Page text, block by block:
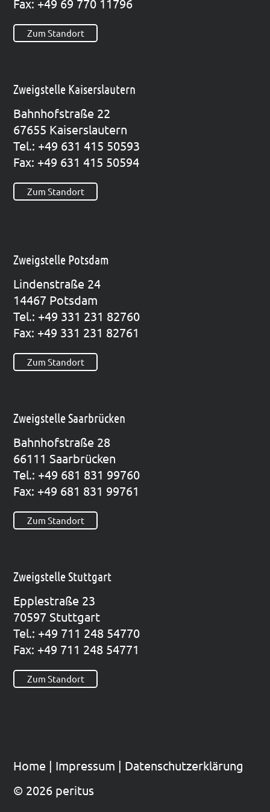
Fax: +49 69 770 11796
Zum Standort
Zweigstelle Kaiserslautern
Bahn­hof­stra­ße 22
67655 Kai­sers­lau­tern
Tel.: +49 631 415 50593
Fax: +49 631 415 50594
Zum Standort
Zweigstelle Potsdam
Lin­den­stra­ße 24
14467 Pots­dam
Tel.: +49 331 231 82760
Fax: +49 331 231 82761
Zum Standort
Zweigstelle Saarbrücken
Bahn­hof­stra­ße 28
66111 Saar­brü­cken
Tel.: +49 681 831 99760
Fax: +49 681 831 99761
Zum Standort
Zweigstelle Stuttgart
Epp­le­straße 23
70597 Stutt­gart
Tel.: +49 711 248 54770
Fax: +49 711 248 54771
Zum Standort
Home Impres­sum
Datenschutzerklärung
© 2026 peritus